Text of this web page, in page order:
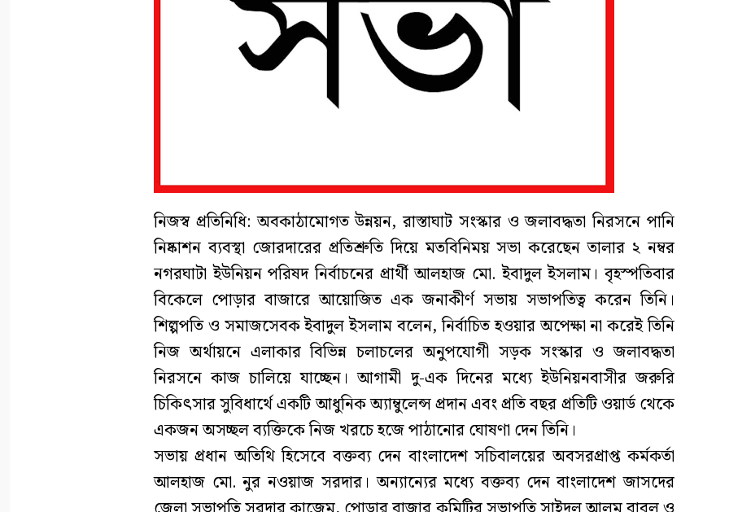
নিজস্ব প্রতিনিধি: অবকাঠামোগত উন্নয়ন, রাস্তাঘাট সংস্কার ও জলাবদ্ধতা নিরসনে পানি
নিষ্কাশন ব্যবস্থা জোরদারের প্রতিশ্রুতি দিয়ে মতবিনিময় সভা করেছেন তালার ২ নম্বর
নগরঘাটা ইউনিয়ন পরিষদ নির্বাচনের প্রার্থী আলহাজ মো. ইবাদুল ইসলাম। বৃহস্পতিবার
বিকেলে পোড়ার বাজারে আয়োজিত এক জনাকীর্ণ সভায় সভাপতিত্ব করেন তিনি।
শিল্পপতি ও সমাজসেবক ইবাদুল ইসলাম বলেন, নির্বাচিত হওয়ার অপেক্ষা না করেই তিনি
নিজ অর্থায়নে এলাকার বিভিন্ন চলাচলের অনুপযোগী সড়ক সংস্কার ও জলাবদ্ধতা
নিরসনে কাজ চালিয়ে যাচ্ছেন। আগামী দু-এক দিনের মধ্যে ইউনিয়নবাসীর জরুরি
চিকিৎসার সুবিধার্থে একটি আধুনিক অ্যাম্বুলেন্স প্রদান এবং প্রতি বছর প্রতিটি ওয়ার্ড থেকে
একজন অসচ্ছল ব্যক্তিকে নিজ খরচে হজে পাঠানোর ঘোষণা দেন তিনি।
সভায় প্রধান অতিথি হিসেবে বক্তব্য দেন বাংলাদেশ সচিবালয়ের অবসরপ্রাপ্ত কর্মকর্তা
আলহাজ মো. নুর নওয়াজ সরদার। অন্যান্যের মধ্যে বক্তব্য দেন বাংলাদেশ জাসদের